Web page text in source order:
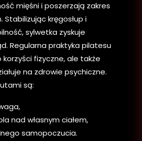
mięśni i poszerzają zakres
Stabilizując kręgosłup i
sylwetka zyskuje
Regularna praktyka pilatesu
korzyści fizyczne, ale także
na zdrowie psychiczne.
są:
nad własnym ciałem,
samopoczucia.